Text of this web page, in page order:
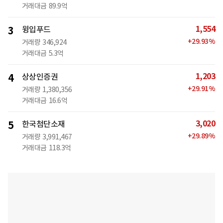
거래대금 89.9억
3 윙입푸드
거래량 346,924
거래대금 5.3억
1,554
+29.93%
4 상상인증권
거래량 1,380,356
거래대금 16.6억
1,203
+29.91%
5 한국첨단소재
거래량 3,991,467
거래대금 118.3억
3,020
+29.89%